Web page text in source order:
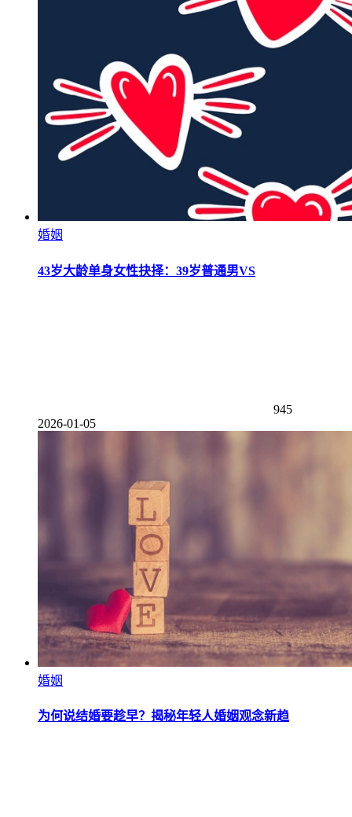
婚姻
43岁大龄单身女性抉择：39岁普通男VS
945
2026-01-05
婚姻
为何说结婚要趁早？揭秘年轻人婚姻观念新趋